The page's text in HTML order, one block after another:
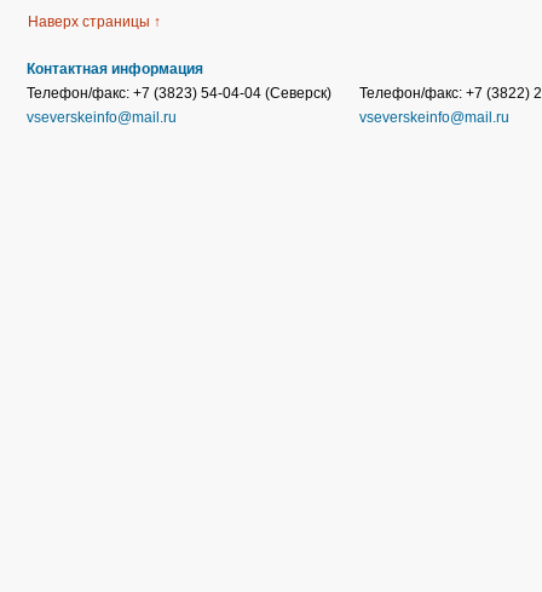
Наверх страницы ↑
Контактная информация
Телефон/факс: +7 (3823) 54-04-04 (Северск)
vseverskeinfo@mail.ru
Телефон/факс: +7 (3822)
vseverskeinfo@mail.ru